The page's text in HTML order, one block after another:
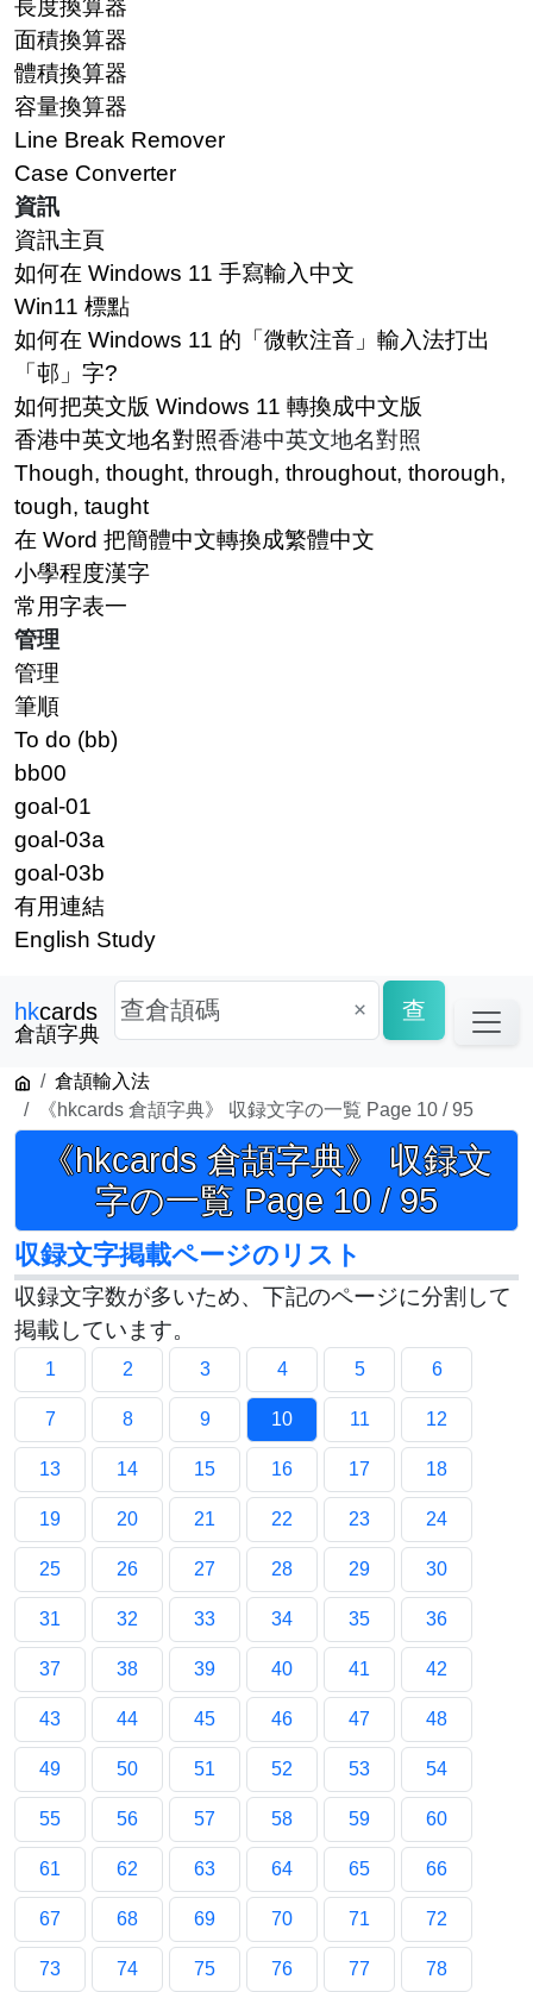
長度換算器
面積換算器
體積換算器
容量換算器
Line Break Remover
Case Converter
資訊
資訊主頁
如何在 Windows 11 手寫輸入中文
Win11 標點
如何在 Windows 11 的「微軟注音」輸入法打出
「邨」字?
如何把英文版 Windows 11 轉換成中文版
香港中英文地名對照香港中英文地名對照
Though, thought, through, throughout, thorough,
tough, taught
在 Word 把簡體中文轉換成繁體中文
小學程度漢字
常用字表一
管理
管理
筆順
To do (bb)
bb00
goal-01
goal-03a
goal-03b
有用連結
English Study
hkcards
倉頡字典
× 查
倉頡輸入法
《hkcards 倉頡字典》 収録文字の一覧 Page 10 / 95
《hkcards 倉頡字典》 収録文
字の一覧 Page 10 / 95
収録文字掲載ページのリスト
収録文字数が多いため、下記のページに分割して
掲載しています。
1 2 3 4 5 6
7 8 9 10 11 12
13 14 15 16 17 18
19 20 21 22 23 24
25 26 27 28 29 30
31 32 33 34 35 36
37 38 39 40 41 42
43 44 45 46 47 48
49 50 51 52 53 54
55 56 57 58 59 60
61 62 63 64 65 66
67 68 69 70 71 72
73 74 75 76 77 78